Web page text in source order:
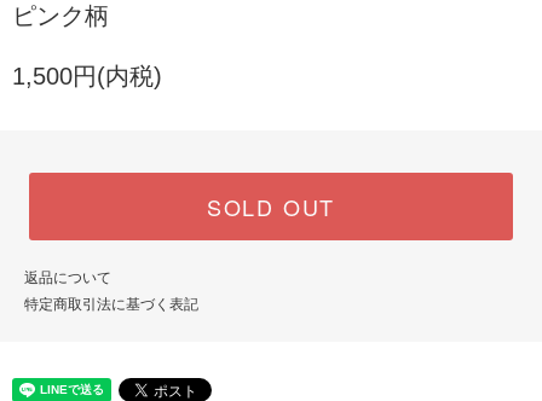
ピンク柄
1,500円(内税)
SOLD OUT
返品について
特定商取引法に基づく表記